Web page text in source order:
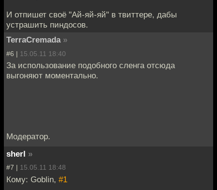
И отпишет своё "Ай-яй-яй" в твиттере, дабы
устрашить пиндосов.
TerraCremada »
#6 | 15.05.11 18:40
За использование подобного сленга отсюда
выгоняют моментально.
Модератор.
sherl »
#7 | 15.05.11 18:48
Кому: Goblin, #1